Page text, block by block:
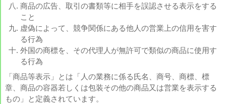
商品の広告、取引の書類等に相手を誤認させる表示をする
こと
虚偽によって、競争関係にある他人の営業上の信用を害す
る行為
外国の商標を、その代理人が無許可で類似の商品に使用す
る行為
「商品等表示」とは「人の業務に係る氏名、商号、商標、標
章、商品の容器若しくは包装その他の商品又は営業を表示する
もの」と定義されています。